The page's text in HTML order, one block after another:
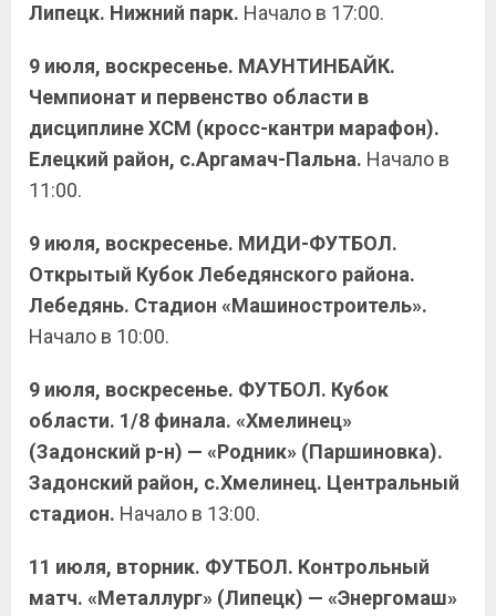
Липецк. Нижний парк. Начало в 17:00.
9 июля, воскресенье. МАУНТИНБАЙК.
Чемпионат и первенство области в
дисциплине ХСМ (кросс-кантри марафон).
Елецкий район, с.Аргамач-Пальна. Начало в
11:00.
9 июля, воскресенье. МИДИ-ФУТБОЛ.
Открытый Кубок Лебедянского района.
Лебедянь. Стадион «Машиностроитель».
Начало в 10:00.
9 июля, воскресенье. ФУТБОЛ. Кубок
области. 1/8 финала. «Хмелинец»
(Задонский р-н) — «Родник» (Паршиновка).
Задонский район, с.Хмелинец. Центральный
стадион. Начало в 13:00.
11 июля, вторник. ФУТБОЛ. Контрольный
матч. «Металлург» (Липецк) — «Энергомаш»